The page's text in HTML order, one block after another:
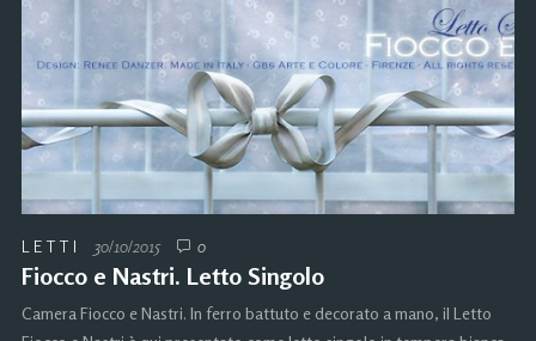
LETTI 30/10/2015 0
Fiocco e Nastri. Letto Singolo
Camera Fiocco e Nastri. In ferro battuto e decorato a mano, il Letto